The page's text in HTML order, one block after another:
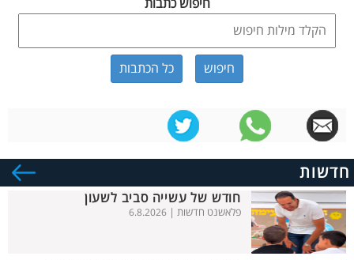
חיפוש כתבות
כל הכתבות
חדשות
חודש של עשייה סביב לשעון
פלאשנט חדשות | 6.8.2026